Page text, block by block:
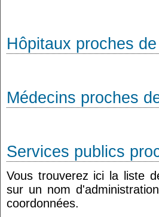
Hôpitaux proches
Médecins proches
Services publics
Vous trouverez ici la liste
sur un nom
coordonnées.